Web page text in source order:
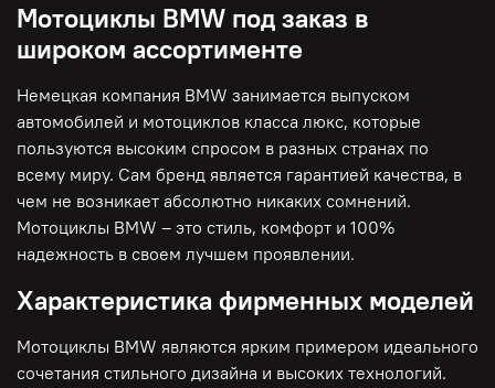
Мотоциклы BMW под заказ в
широком ассортименте
Немецкая компания BMW занимается выпуском
автомобилей и мотоциклов класса люкс, которые
пользуются высоким спросом в разных странах по
всему миру. Сам бренд является гарантией качества, в
чем не возникает абсолютно никаких сомнений.
Мотоциклы BMW – это стиль, комфорт и 100%
надежность в своем лучшем проявлении.
Характеристика фирменных моделей
Мотоциклы BMW являются ярким примером идеального
сочетания стильного дизайна и высоких технологий.